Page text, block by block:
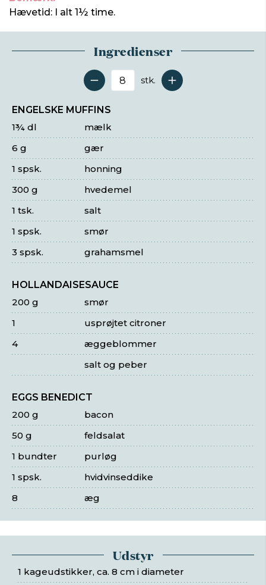
Hævetid: I alt 1½ time.
Ingredienser
Antal serveringer
stk.
ENGELSKE MUFFINS
mælk
1¾ dl
gær
6 g
honning
1 spsk.
hvedemel
300 g
salt
1 tsk.
smør
1 spsk.
grahamsmel
3 spsk.
HOLLANDAISESAUCE
smør
200 g
usprøjtet citroner
1
æggeblommer
4
salt og peber
EGGS BENEDICT
bacon
200 g
feldsalat
50 g
purløg
1 bundter
hvidvinseddike
1 spsk.
æg
8
Udstyr
1 kageudstikker, ca. 8 cm i diameter